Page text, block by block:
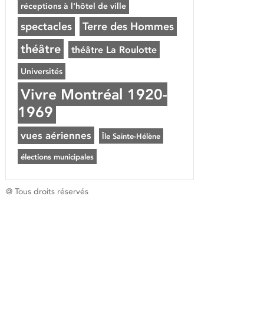
réceptions à l'hôtel de ville
spectacles Terre des Hommes
théâtre théâtre La Roulotte
Universités
Vivre Montréal 1920-
1969
vues aériennes Île Sainte-Hélène
élections municipales
@ Tous droits réservés